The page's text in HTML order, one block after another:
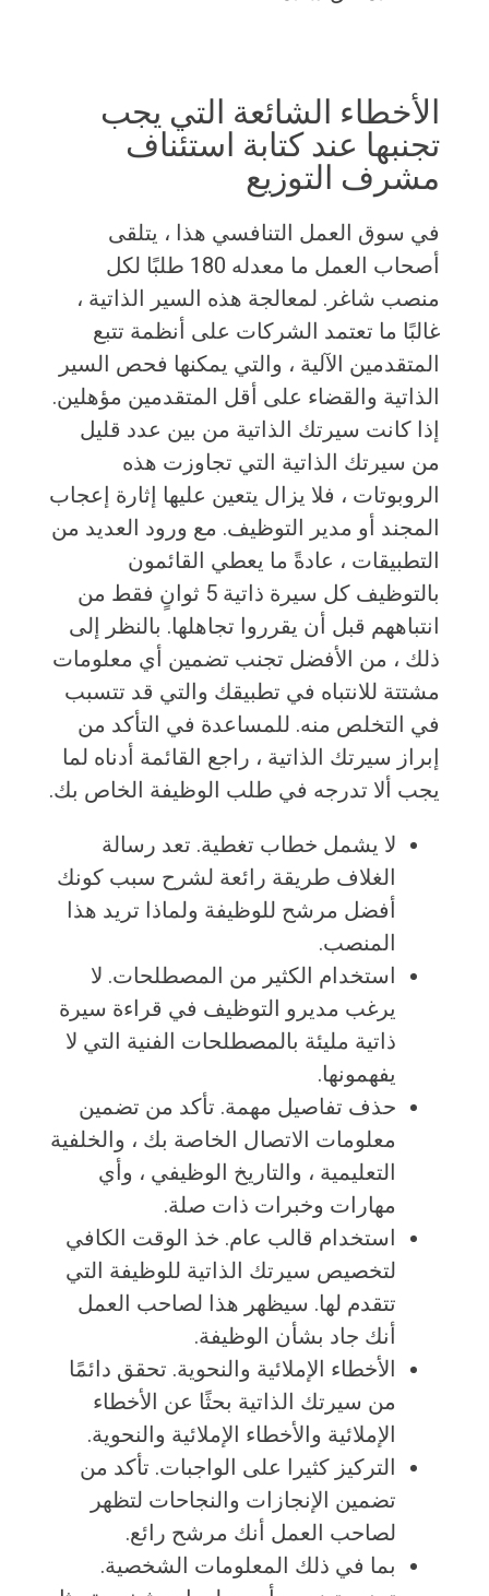
الأخطاء الشائعة التي يجب
تجنبها عند كتابة استئناف
مشرف التوزيع
في سوق العمل التنافسي هذا ، يتلقى
أصحاب العمل ما معدله 180 طلبًا لكل
منصب شاغر. لمعالجة هذه السير الذاتية ،
غالبًا ما تعتمد الشركات على أنظمة تتبع
المتقدمين الآلية ، والتي يمكنها فحص السير
الذاتية والقضاء على أقل المتقدمين مؤهلين.
إذا كانت سيرتك الذاتية من بين عدد قليل
من سيرتك الذاتية التي تجاوزت هذه
الروبوتات ، فلا يزال يتعين عليها إثارة إعجاب
المجند أو مدير التوظيف. مع ورود العديد من
التطبيقات ، عادةً ما يعطي القائمون
بالتوظيف كل سيرة ذاتية 5 ثوانٍ فقط من
انتباههم قبل أن يقرروا تجاهلها. بالنظر إلى
ذلك ، من الأفضل تجنب تضمين أي معلومات
مشتتة للانتباه في تطبيقك والتي قد تتسبب
في التخلص منه. للمساعدة في التأكد من
إبراز سيرتك الذاتية ، راجع القائمة أدناه لما
يجب ألا تدرجه في طلب الوظيفة الخاص بك.
لا يشمل خطاب تغطية. تعد رسالة
الغلاف طريقة رائعة لشرح سبب كونك
أفضل مرشح للوظيفة ولماذا تريد هذا
المنصب.
استخدام الكثير من المصطلحات. لا
يرغب مديرو التوظيف في قراءة سيرة
ذاتية مليئة بالمصطلحات الفنية التي لا
يفهمونها.
حذف تفاصيل مهمة. تأكد من تضمين
معلومات الاتصال الخاصة بك ، والخلفية
التعليمية ، والتاريخ الوظيفي ، وأي
مهارات وخبرات ذات صلة.
استخدام قالب عام. خذ الوقت الكافي
لتخصيص سيرتك الذاتية للوظيفة التي
تتقدم لها. سيظهر هذا لصاحب العمل
أنك جاد بشأن الوظيفة.
الأخطاء الإملائية والنحوية. تحقق دائمًا
من سيرتك الذاتية بحثًا عن الأخطاء
الإملائية والأخطاء الإملائية والنحوية.
التركيز كثيرا على الواجبات. تأكد من
تضمين الإنجازات والنجاحات لتظهر
لصاحب العمل أنك مرشح رائع.
بما في ذلك المعلومات الشخصية.